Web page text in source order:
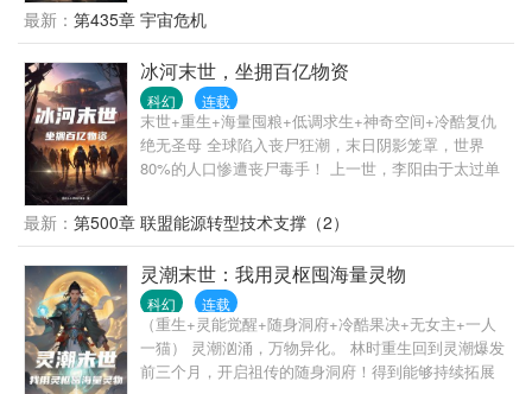
事情却朝着彻底的崩坏疾驰而去。在这里，没有简单
的救赎，没有既定的生机，只有接连不断的绝望和随
时可能爆发的危险。每一次的希望火苗燃起之后，都
被更汹涌的绝望潮水淹没，而我，只能在这崩塌与毁
灭的边缘奋力挣扎。
最新： 第435章 宇宙危机
冰河末世，坐拥百亿物资
科幻 连载
末世+重生+海量囤粮+低调求生+神奇空间+冷酷复仇
绝无圣母 全球陷入丧尸狂潮，末日阴影笼罩，世界
80%的人口惨遭丧尸毒手！ 上一世，李阳由于太过单
世前半个月，李阳突然觉醒空间天赋，于是疯狂地囤
积物资！ 粮食不够？他直接搬空一个巨型粮库，粮食
堆积如山！ 居所不安全？他建造了一个坚不可摧如同
钢铁堡垒的安全基地！ 丧尸末世来临，其他人饥寒交
迫，为了一丝生机不惜互相残杀。而李阳躲在自己的
安全基地里，凭借着空间中的物资不断强大自己，同
时开始寻找那些曾经谋害他的人，一个一个地进行冷
酷复仇，绝不心慈手软。
最新： 第500章 联盟能源转型技术支撑（2）
灵潮末世：我用灵枢囤海量灵物
科幻 连载
（重生+灵能觉醒+随身洞府+冷酷果决+无女主+一人
一猫） 灵潮汹涌，万物异化。 林时重生回到灵潮爆发
前三个月，开启祖传的随身洞府！得到能够持续拓展